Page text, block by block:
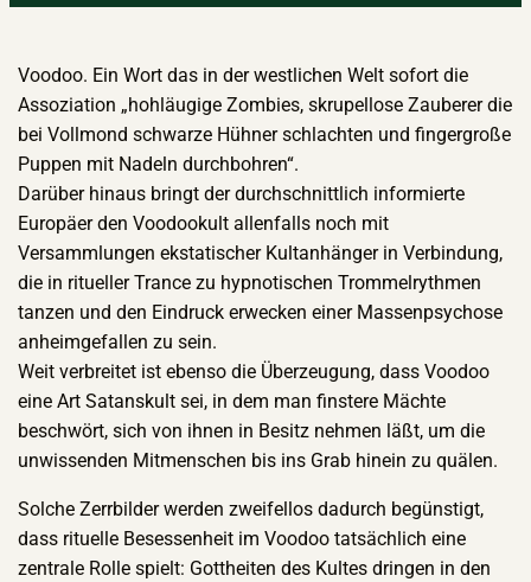
Voodoo. Ein Wort das in der westlichen Welt sofort die
Assoziation „hohläugige Zombies, skrupellose Zauberer die
bei Vollmond schwarze Hühner schlachten und fingergroße
Puppen mit Nadeln durchbohren“.
Darüber hinaus bringt der durchschnittlich informierte
Europäer den Voodookult allenfalls noch mit
Versammlungen ekstatischer Kultanhänger in Verbindung,
die in ritueller Trance zu hypnotischen Trommelrythmen
tanzen und den Eindruck erwecken einer Massenpsychose
anheimgefallen zu sein.
Weit verbreitet ist ebenso die Überzeugung, dass Voodoo
eine Art Satanskult sei, in dem man finstere Mächte
beschwört, sich von ihnen in Besitz nehmen läßt, um die
unwissenden Mitmenschen bis ins Grab hinein zu quälen.
Solche Zerrbilder werden zweifellos dadurch begünstigt,
dass rituelle Besessenheit im Voodoo tatsächlich eine
zentrale Rolle spielt: Gottheiten des Kultes dringen in den